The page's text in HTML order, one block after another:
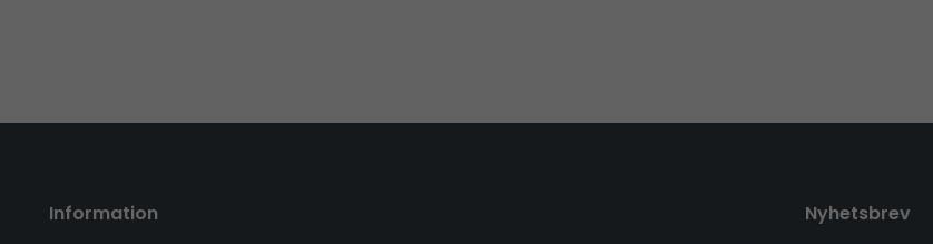
Information Nyhetsbrev